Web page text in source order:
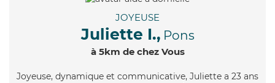
JOYEUSE
Juliette I., Pons
à 5km de chez Vous
Joyeuse, dynamique et communicative, Juliette a 23 ans